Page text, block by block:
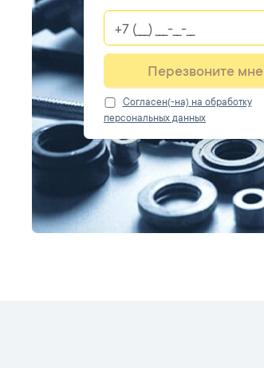
Перезвоните мне
Cогласен(-на) на обработку
персональных данных